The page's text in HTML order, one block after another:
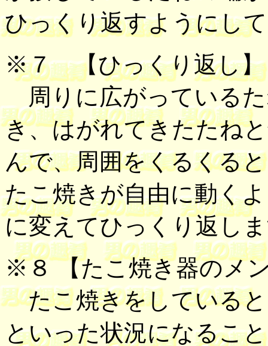
ひっくり返すようにし
※７【ひっくり返し】
周りに広がっている
き、はがれてきたたね
んで、周囲をくるくる
たこ焼きが自由に動く
に変えてひっくり返し
※８ 【たこ焼き器のメ
たこ焼きをしていると
といった状況になるこ